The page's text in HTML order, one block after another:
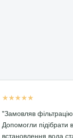
★★★★★
"Замовляв
Допомогли підібрати
встановлення вода